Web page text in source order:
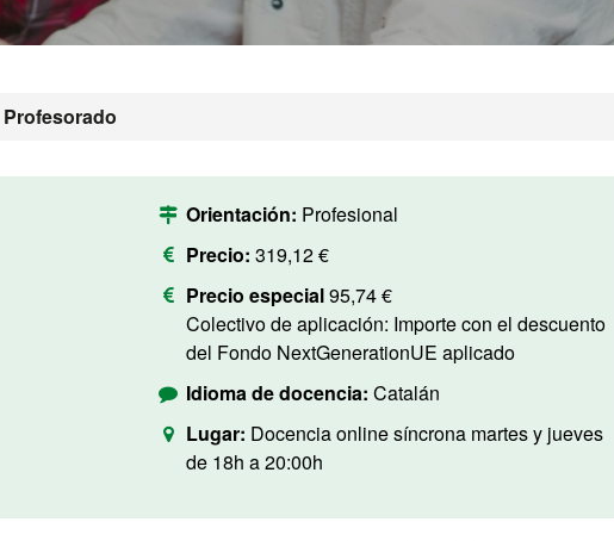
Profesorado
Orientación: Profesional
Precio: 319,12 €
Precio especial95,74 €
Colectivo de aplicación: Importe con el descuento
del Fondo NextGenerationUE aplicado
Idioma de docencia: Catalán
Lugar: Docencia online síncrona martes y jueves
de 18h a 20:00h